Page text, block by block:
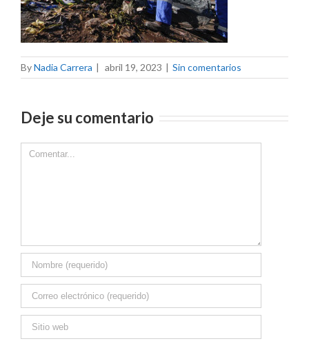
ByNadia Carrera | abril 19, 2023 | Sin comentarios
Deje su comentario
Comment